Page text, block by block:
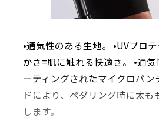
•通気性のある生地。 •UVプロ
かさ=肌に触れる快適さ。 •通
ーティングされたマイクロパ
ドにより、ペダリング時に太も
します。